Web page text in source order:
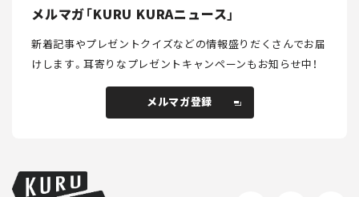
メルマガ「KURU KURAニュース」
新着記事やプレゼントクイズなどの情報盛りだくさんでお届
けします。耳寄りなプレゼントキャンペーンもお知らせ中！
メルマガ登録